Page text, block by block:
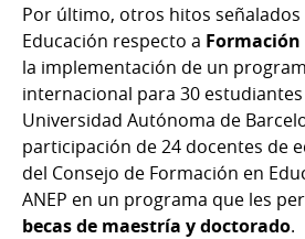
Por último, otros hitos
Educación respecto a
la implementación de un
internacional para 30
Universidad Autónoma de
participación de 24 docentes de
del Consejo de Formación en
ANEP en un programa que les
becas de maestría y doctorado.